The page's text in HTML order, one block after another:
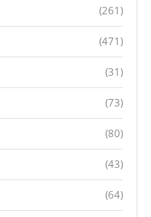
(261)
(471)
(31)
(73)
(80)
(43)
(64)